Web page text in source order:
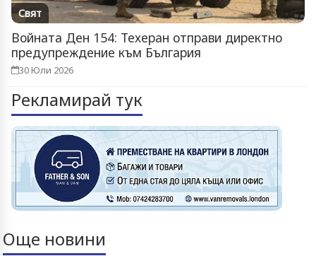
Свят
Войната Ден 154: Техеран отправи директно
предупреждение към България
30 Юли 2026
Рекламирай тук
Още новини